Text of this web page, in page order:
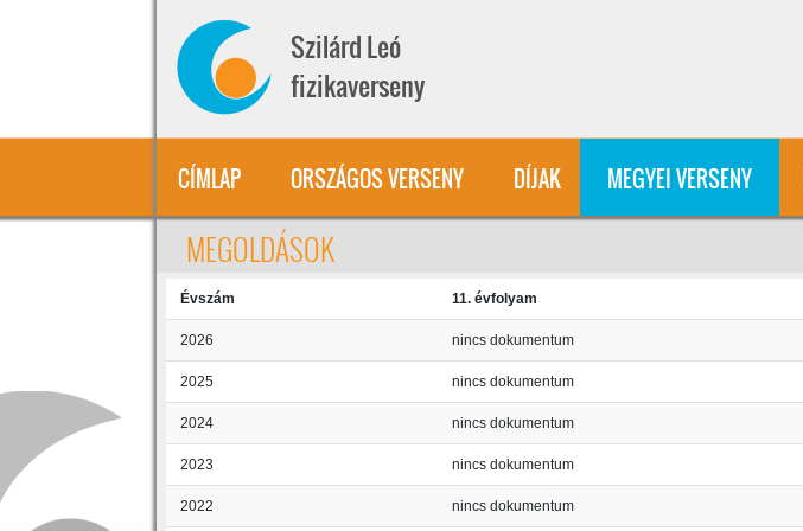
Szilárd Leó
fizikaverseny
CÍMLAP ORSZÁGOS VERSENY DÍJAK MEGYEI VERSENY
MEGOLDÁSOK
Évszám 11. évfolyam
2026 nincs dokumentum
2025 nincs dokumentum
2024 nincs dokumentum
2023 nincs dokumentum
2022 nincs dokumentum